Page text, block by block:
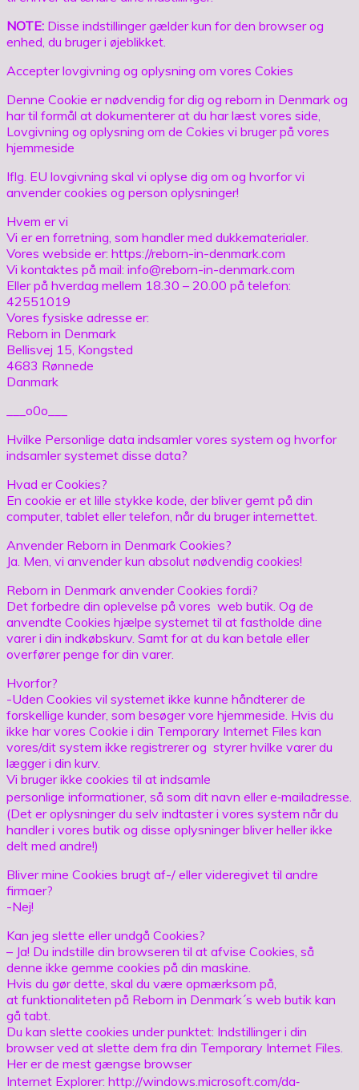
NOTE: Disse indstillinger gælder kun for den browser og
enhed, du bruger i øjeblikket.
Accepter lovgivning og oplysning om vores Cokies
Denne Cookie er nødvendig for dig og reborn in Denmark og
har til formål at dokumenterer at du har læst vores side,
Lovgivning og oplysning om de Cokies vi bruger på vores
hjemmeside
Iflg. EU lovgivning skal vi oplyse dig om og hvorfor vi
anvender cookies og person oplysninger!
Hvem er vi
Vi er en forretning, som handler med dukkematerialer.
Vores webside er: https://reborn-in-denmark.com
Vi kontaktes på mail: info@reborn-in-denmark.com
Eller på hverdag mellem 18.30 – 20.00 på telefon:
42551019
Vores fysiske adresse er:
Reborn in Denmark
Bellisvej 15, Kongsted
4683 Rønnede
Danmark
___o0o___
Hvilke Personlige data indsamler vores system og hvorfor
indsamler systemet disse data?
Hvad er Cookies?
En cookie er et lille stykke kode, der bliver gemt på din
computer, tablet eller telefon, når du bruger internettet.
Anvender Reborn in Denmark Cookies?
Ja. Men, vi anvender kun absolut nødvendig cookies!
Reborn in Denmark anvender Cookies fordi?
Det forbedre din oplevelse på vores web butik. Og de
anvendte Cookies hjælpe systemet til at fastholde dine
varer i din indkøbskurv. Samt for at du kan betale eller
overfører penge for din varer.
Hvorfor?
-Uden Cookies vil systemet ikke kunne håndterer de
forskellige kunder, som besøger vore hjemmeside. Hvis du
ikke har vores Cookie i din Temporary Internet Files kan
vores/dit system ikke registrerer og styrer hvilke varer du
lægger i din kurv.
Vi bruger ikke cookies til at indsamle
personlige informationer, så som dit navn eller e‐mailadresse.
(Det er oplysninger du selv indtaster i vores system når du
handler i vores butik og disse oplysninger bliver heller ikke
delt med andre!)
Bliver mine Cookies brugt af-/ eller videregivet til andre
firmaer?
-Nej!
Kan jeg slette eller undgå Cookies?
– Ja! Du indstille din browseren til at afvise Cookies, så
denne ikke gemme cookies på din maskine.
Hvis du gør dette, skal du være opmærksom på,
at funktionaliteten på Reborn in Denmark´s web butik kan
gå tabt.
Du kan slette cookies under punktet: Indstillinger i din
browser ved at slette dem fra din Temporary Internet Files.
Her er de mest gængse browser
Internet Explorer: http://windows.microsoft.com/da‐